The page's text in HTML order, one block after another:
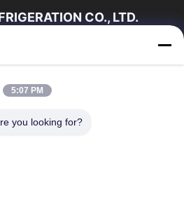
CO., LTD.
Circa Noi
Controllo Di Qualità
5:07 PM
you looking for?